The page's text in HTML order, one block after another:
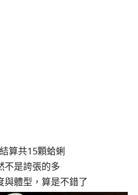
算共15顆蛤蜊
不是誇張的多
與體型，算是不錯了